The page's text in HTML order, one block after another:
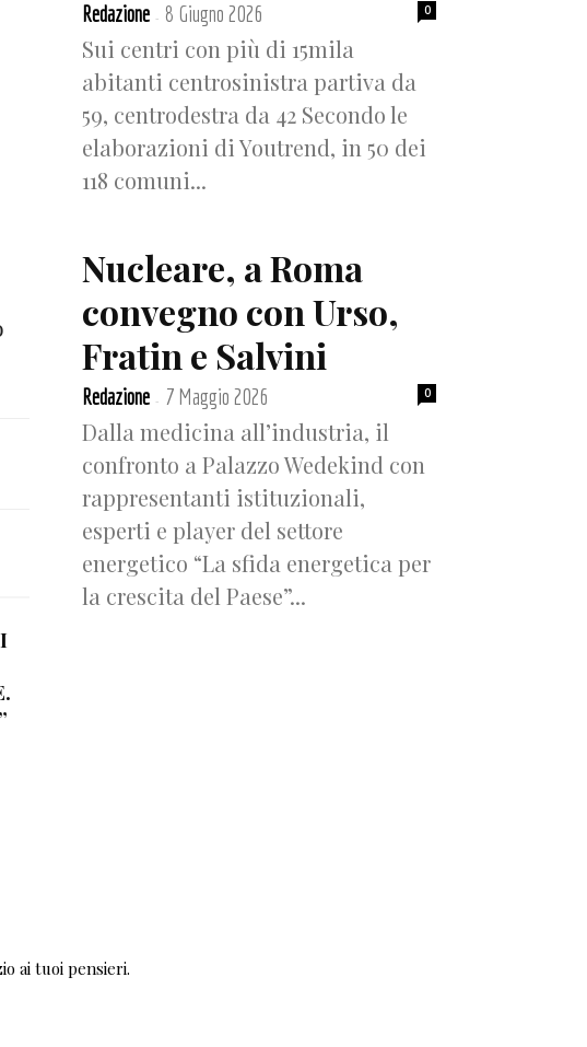
Redazione - 8 Giugno 2026 0
Sui centri con più di 15mila
abitanti centrosinistra partiva da
59, centrodestra da 42 Secondo le
elaborazioni di Youtrend, in 50 dei
118 comuni...
Nucleare, a Roma
convegno con Urso,
Fratin e Salvini
Redazione - 7 Maggio 2026 0
Dalla medicina all’industria, il
confronto a Palazzo Wedekind con
rappresentanti istituzionali,
esperti e player del settore
energetico “La sfida energetica per
la crescita del Paese”...
ai tuoi pensieri.